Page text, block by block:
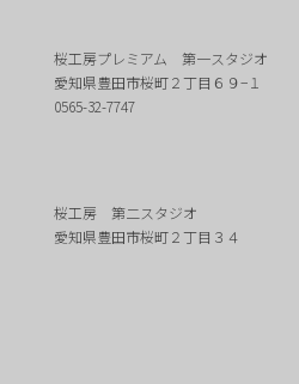
桜工房プレミアム 第一スタジオ
愛知県豊田市桜町２丁目６９−１
0565-32-7747
桜工房 第二スタジオ
愛知県豊田市桜町２丁目３４